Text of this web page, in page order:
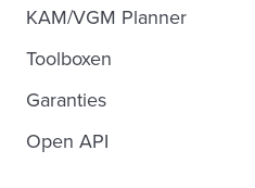
KAM/VGM Planner
Toolboxen
Garanties
Open API